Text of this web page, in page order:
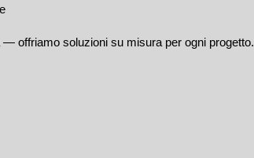
offriamo soluzioni su misura per ogni progetto.